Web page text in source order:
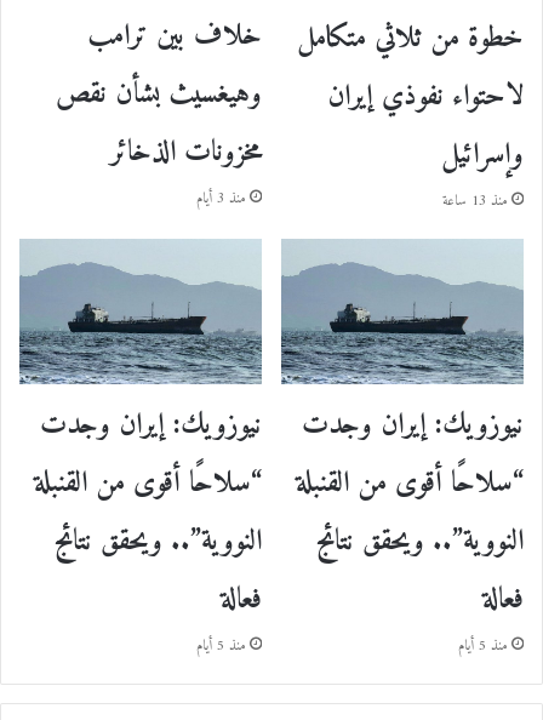
خطوة من ثلاثي متكامل
لاحتواء نفوذي إيران
وإسرائيل
منذ 13 ساعة
خلاف بين ترامب
وهيغسيث بشأن نقص
مخزونات الذخائر
منذ 3 أيام
نيوزويك: إيران وجدت
“سلاحًا أقوى من القنبلة
النووية”.. ويحقق نتائج
فعالة
منذ 5 أيام
نيوزويك: إيران وجدت
“سلاحًا أقوى من القنبلة
النووية”.. ويحقق نتائج
فعالة
منذ 5 أيام